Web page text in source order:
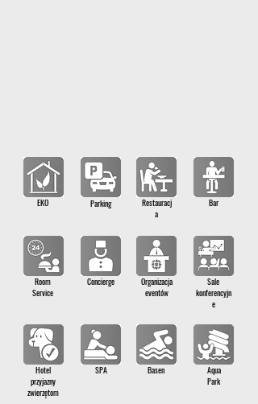
EKO Parking
Restauracj
a
Bar
Room
Service
Concierge
Organizacja
eventów
Sale
konferencyjn
e
Hotel
przyjazny
zwierzętom
SPA Basen
Aqua
Park